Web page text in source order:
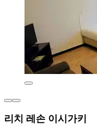
리치 레손 이시가키